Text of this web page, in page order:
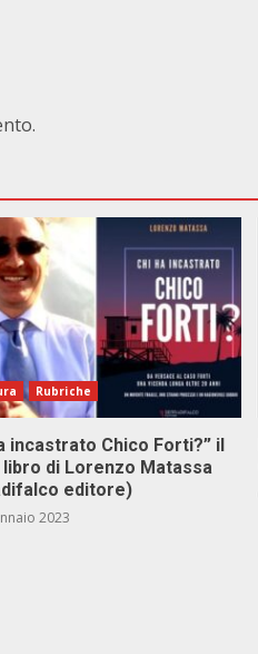
Rubriche
in­ca­stra­to Chi­co For­ti?” il
li­bro di Lo­ren­zo Ma­tas­sa
edi­to­re)
2023